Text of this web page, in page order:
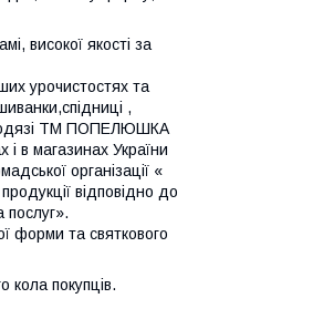
високої якості за
урочистостях та
,
одязі ТМ ПОПЕЛЮШКА
в магазинах України
організації «
відповідно до
послуг».
форми та святкового
колапокупців.